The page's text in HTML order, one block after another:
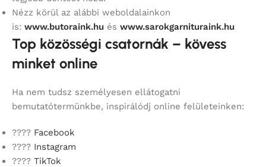
Nézz körül az alábbi weboldalainkon
is: www.butoraink.hu és www.sarokgarnituraink.hu
Top közösségi csatornák – kövess
minket online
Ha nem tudsz személyesen ellátogatni
bemutatótermünkbe, inspirálódj online felületeinken:
???? Facebook
???? Instagram
???? TikTok